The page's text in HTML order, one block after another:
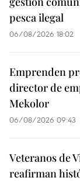
pesca ilegal
06/08/2026 18:02
Emprenden
director de
Mekolor
06/08/2026 09:43
Veteranos de
reafirman